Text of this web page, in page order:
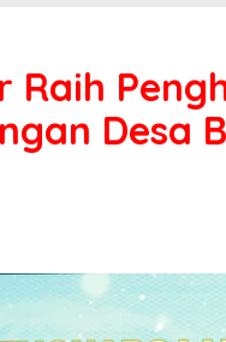
Raih
Desa